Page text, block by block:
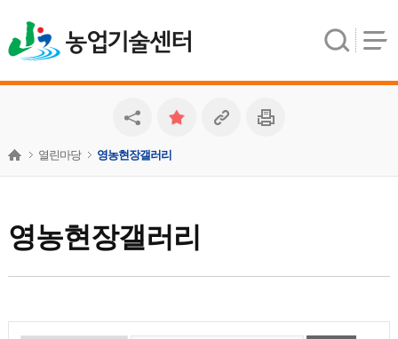
농업기술센터
영농현장갤러리
열린마당 영농현장갤러리